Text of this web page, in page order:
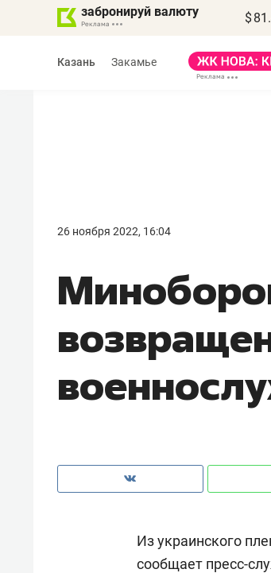
забронируй валюту $
Казань Закамье
26 ноября 2022, 16:04
Из украинского
сообщает пресс-